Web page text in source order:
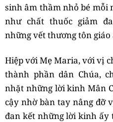
sinh âm thầm nhỏ bé mỗi
như chất thuốc giảm
những vết thương tôn giáo
Hiệp với Mẹ Maria, với vị
thành phần dân Chúa,
nhặt những lời kinh Mân
cậy nhờ bàn tay nâng đỡ
đan kết những lời kinh ấy